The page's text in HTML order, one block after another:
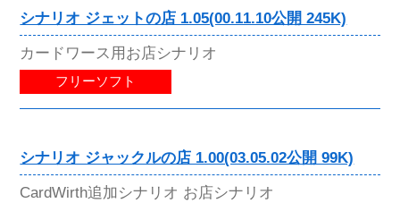
シナリオ ジェットの店 1.05(00.11.10公開 245K)
カードワース用お店シナリオ
フリーソフト
シナリオ ジャックルの店 1.00(03.05.02公開 99K)
CardWirth追加シナリオ お店シナリオ